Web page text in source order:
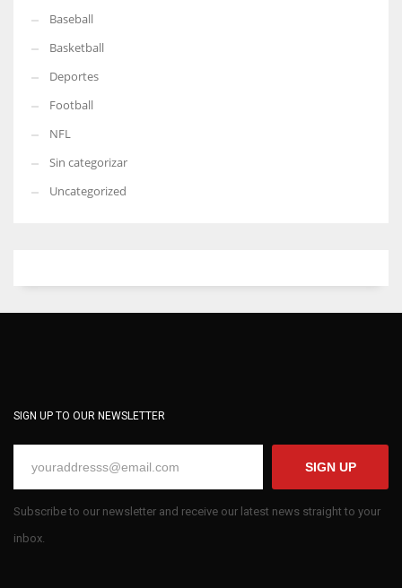
Baseball
Basketball
Deportes
Football
NFL
Sin categorizar
Uncategorized
SIGN UP TO OUR NEWSLETTER
SIGN UP
Subscribe to our newsletter and receive our latest news straight to your
inbox.